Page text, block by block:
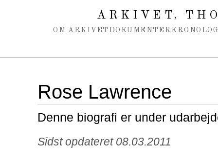
ARKIVET,
OM ARKIVET DOKUMENTER
Rose Lawrence
Denne biografi er under
Sidst opdateret 08.03.2011